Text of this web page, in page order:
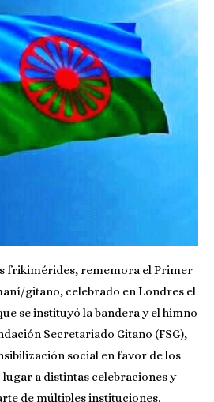
frikimérides, rememora el Primer
gitano, celebrado en Londres el
se instituyó la bandera y el himno
Secretariado Gitano (FSG),
social en favor de los
a distintas celebraciones y
de múltiples instituciones.